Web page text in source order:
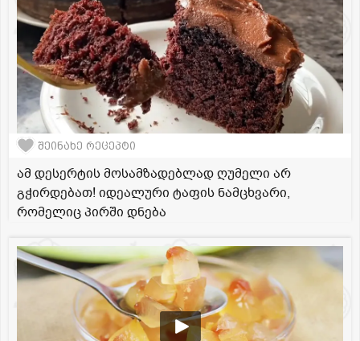
შეინახე რეცეპტი
ამ დესერტის მოსამზადებლად ღუმელი არ
გჭირდებათ! იდეალური ტაფის ნამცხვარი,
რომელიც პირში დნება